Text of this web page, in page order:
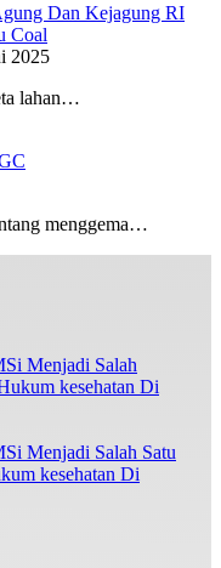
Dan Kejagung RI
Coal
2025
lahan…
menggema…
Menjadi Salah Satu
kesehatan Di